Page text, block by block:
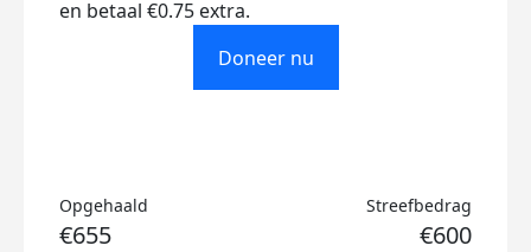
en betaal €0.75 extra.
Doneer nu
Opgehaald
€655
Streefbedrag
€600